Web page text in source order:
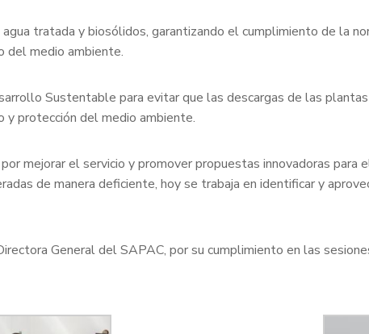
tratada y biosólidos, garantizando el cumplimiento de la
del medio ambiente.
Sustentable para evitar que las descargas de las
y protección del medio ambiente.
mejorar el servicio y promover propuestas innovadoras para
de manera deficiente, hoy se trabaja en identificar y
General del SAPAC, por su cumplimiento en las